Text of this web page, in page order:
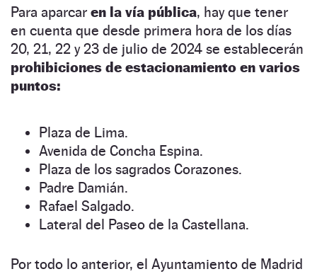
Para aparcar en la vía pública, hay que tener
en cuenta que desde primera hora de los días
20, 21, 22 y 23 de julio de 2024 se establecerán
prohibiciones de estacionamiento en varios
puntos:
Plaza de Lima.
Avenida de Concha Espina.
Plaza de los sagrados Corazones.
Padre Damián.
Rafael Salgado.
Lateral del Paseo de la Castellana.
Por todo lo anterior, el Ayuntamiento de Madrid